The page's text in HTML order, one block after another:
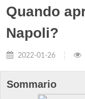
Quando
Napoli?
2022-01-26
Sommario